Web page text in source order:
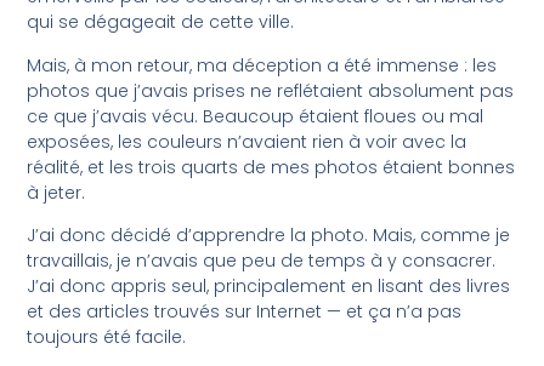
qui se dégageait de cette ville.
Mais, à mon retour, ma déception a été immense : les
photos que j’avais prises ne reflétaient absolument pas
ce que j’avais vécu. Beaucoup étaient floues ou mal
exposées, les couleurs n’avaient rien à voir avec la
réalité, et les trois quarts de mes photos étaient bonnes
à jeter.
J’ai donc décidé d’apprendre la photo. Mais, comme je
travaillais, je n’avais que peu de temps à y consacrer.
J’ai donc appris seul, principalement en lisant des livres
et des articles trouvés sur Internet — et ça n’a pas
toujours été facile.